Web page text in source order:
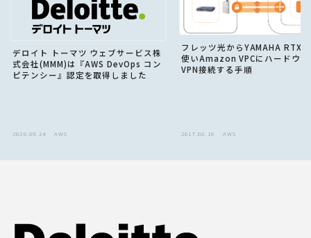
デロイト トーマツ ウェブサービス株
式会社(MMM)は『AWS DevOps コン
ピテンシー』認定を取得しました
2020.09.24 AWS
フレッツ光からYAMAHA
使いAmazon VPCにハードウ
VPN接続する手順
2017.08.16 AWS